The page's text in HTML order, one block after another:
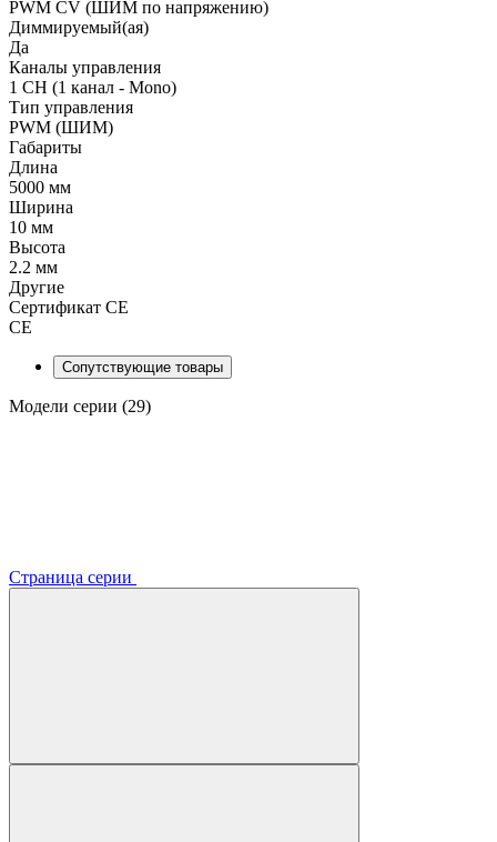
PWM СV (ШИМ по напряжению)
Диммируемый(ая)
Да
Каналы управления
1 CH (1 канал - Mono)
Тип управления
PWM (ШИМ)
Габариты
Длина
5000 мм
Ширина
10 мм
Высота
2.2 мм
Другие
Сертификат CE
CE
Сопутствующие товары
Модели серии (29)
Страница серии